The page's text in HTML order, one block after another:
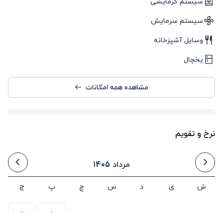
سیستم سرمایش
وسایل آشپزخانه
یخچال
مشاهده همه امکانات
نرخ و تقویم
مرداد 1405
ش ی د س چ پ ج